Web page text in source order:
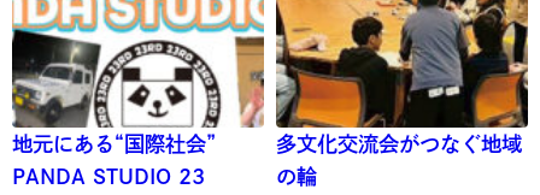
地元にある“国際社会”
PANDA STUDIO 23
多文化交流会がつなぐ地域
の輪